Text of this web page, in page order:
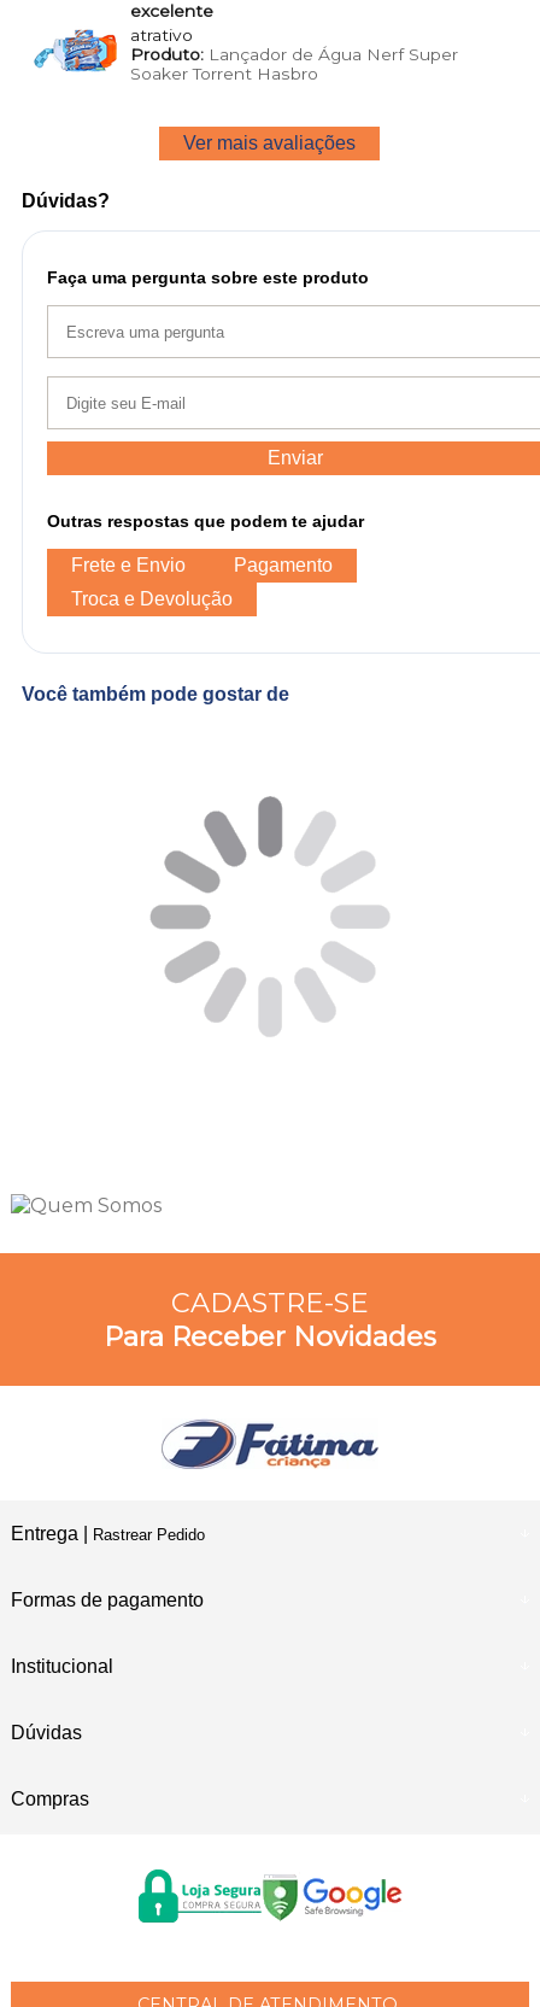
excelente
atrativo
Produto:Lançador de Água Nerf Super
Soaker Torrent Hasbro
Ver mais avaliações
Dúvidas?
Faça uma pergunta sobre este produto
Enviar
Outras respostas que podem te ajudar
Frete e Envio
Pagamento
Troca e Devolução
Você também pode gostar de
CADASTRE-SE
Para Receber Novidades
Entrega | Rastrear Pedido
Formas de pagamento
Institucional
Dúvidas
Compras